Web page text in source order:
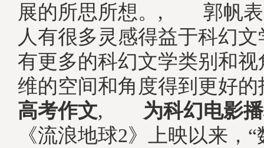
展的所思所想。, 郭帆表
人有很多灵感得益于科幻
有更多的科幻文学类别和
维的空间和角度得到更
高考作文, 为科幻电影
《流浪地球2》上映以来，